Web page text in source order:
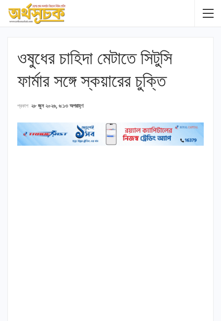
ওষুধের চাহিদা মেটাতে সিটুসি
ফার্মার সঙ্গে স্কয়ারের চুক্তি
প্রকাশ ২৮ জুন ২০২৬, ৬:১৩ অপরাহ্ণ